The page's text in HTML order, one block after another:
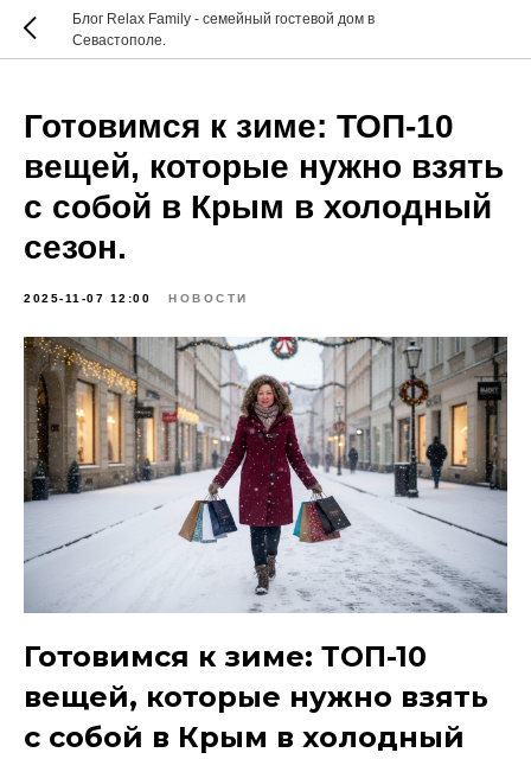
Блог Relax Family - семейный гостевой дом в
Севастополе.
Готовимся к зиме: ТОП-10
вещей, которые нужно взять
с собой в Крым в холодный
сезон.
2025-11-07 12:00 НОВОСТИ
Готовимся к зиме: ТОП-10
вещей, которые нужно взять
с собой в Крым в холодный